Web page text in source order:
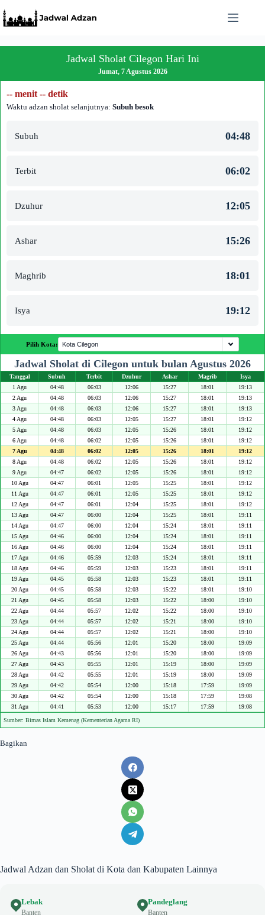
to
content
Jadwal Sholat Cilegon Hari Ini
Jumat, 7 Agustus 2026
-- menit -- detik
Waktu adzan sholat selanjutnya: Subuh besok
Subuh 04:48
Terbit 06:02
Dzuhur 12:05
Ashar 15:26
Maghrib 18:01
Isya 19:12
Pilih Kota:
Jadwal Sholat di Cilegon untuk bulan Agustus 2026
Tanggal Subuh Terbit Dzuhur Ashar Magrib
Isya
1 Agu
04:48 06:03 12:06 15:27 18:01
19:13
2 Agu
04:48 06:03 12:06 15:27 18:01
19:13
3 Agu
04:48 06:03 12:06 15:27 18:01
19:13
4 Agu
04:48 06:03 12:05 15:27 18:01
19:12
5 Agu
04:48 06:03 12:05 15:26 18:01
19:12
6 Agu
04:48 06:02 12:05 15:26 18:01
19:12
7 Agu
04:48 06:02 12:05 15:26 18:01
19:12
8 Agu
04:48 06:02 12:05 15:26 18:01
19:12
9 Agu
04:47 06:02 12:05 15:26 18:01
19:12
10 Agu
04:47 06:01 12:05 15:25 18:01
19:12
11 Agu
04:47 06:01 12:05 15:25 18:01
19:12
12 Agu
04:47 06:01 12:04 15:25 18:01
19:12
13 Agu
04:47 06:00 12:04 15:25 18:01
19:11
14 Agu
04:47 06:00 12:04 15:24 18:01
19:11
15 Agu
04:46 06:00 12:04 15:24 18:01
19:11
16 Agu
04:46 06:00 12:04 15:24 18:01
19:11
17 Agu
04:46 05:59 12:03 15:24 18:01
19:11
18 Agu
04:46 05:59 12:03 15:23 18:01
19:11
19 Agu
04:45 05:58 12:03 15:23 18:01
19:11
20 Agu
04:45 05:58 12:03 15:22 18:01
19:10
21 Agu
04:45 05:58 12:03 15:22 18:00
19:10
22 Agu
04:44 05:57 12:02 15:22 18:00
19:10
23 Agu
04:44 05:57 12:02 15:21 18:00
19:10
24 Agu
04:44 05:57 12:02 15:21 18:00
19:10
25 Agu
04:44 05:56 12:01 15:20 18:00
19:09
26 Agu
04:43 05:56 12:01 15:20 18:00
19:09
27 Agu
04:43 05:55 12:01 15:19 18:00
19:09
28 Agu
04:42 05:55 12:01 15:19 18:00
19:09
29 Agu
04:42 05:54 12:00 15:18 17:59
19:09
30 Agu
04:42 05:54 12:00 15:18 17:59
19:08
31 Agu
04:41 05:53 12:00 15:17 17:59 19:08
Sumber: Bimas Islam Kemenag (Kementerian Agama RI)
Bagikan
Jadwal Adzan dan Sholat di Kota dan Kabupaten Lainnya
Lebak
Banten
Pandeglang
Banten